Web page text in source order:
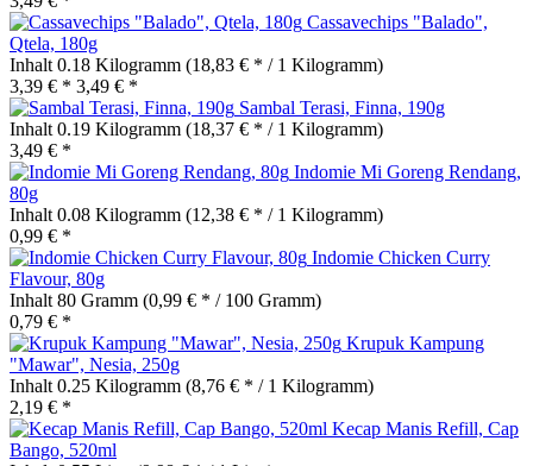
Cassavechips "Balado",
Qtela, 180g
Inhalt 0.18 Kilogramm (18,83 € * / 1 Kilogramm)
3,39 € * 3,49 € *
Sambal Terasi, Finna, 190g
Inhalt 0.19 Kilogramm (18,37 € * / 1 Kilogramm)
3,49 € *
Indomie Mi Goreng Rendang,
80g
Inhalt 0.08 Kilogramm (12,38 € * / 1 Kilogramm)
0,99 € *
Indomie Chicken Curry
Flavour, 80g
Inhalt 80 Gramm (0,99 € * / 100 Gramm)
0,79 € *
Krupuk Kampung
"Mawar", Nesia, 250g
Inhalt 0.25 Kilogramm (8,76 € * / 1 Kilogramm)
2,19 € *
Kecap Manis Refill, Cap
Bango, 520ml